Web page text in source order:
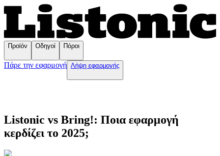
Προϊόν Οδηγοί Πόροι
Πάρε την εφαρμογή Λήψη εφαρμογής
Listonic vs Bring!: Ποια εφαρμογή
κερδίζει το 2025;